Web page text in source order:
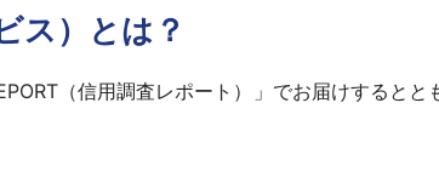
ス）とは？
（信用調査レポート）」でお届けするとと